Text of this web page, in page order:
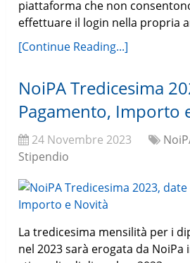
piattaforma che non
effettuare il login nella propria
[Continue Reading...]
NoiPA Tredicesima
Pagamento, Importo
24 Novembre 2023
Stipendio
La tredicesima mensilità per i
nel 2023 sarà erogata da NoiPa